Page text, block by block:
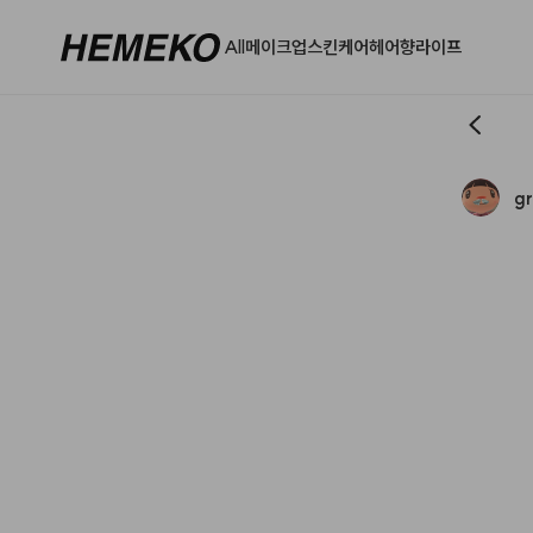
All메이크업스킨케어헤어향라이프